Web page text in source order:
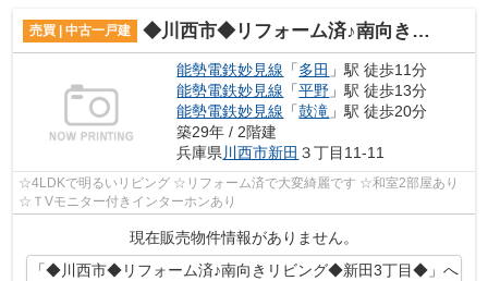
売買 | 中古一戸建 ◆川西市◆リフォーム済♪南向きリビング◆新田3丁目◆
能勢電鉄妙見線 「多田 」駅 徒歩11分
能勢電鉄妙見線 「平野 」駅 徒歩13分
能勢電鉄妙見線 「鼓滝 」駅 徒歩20分
築29年 / 2階建
兵庫県川西市新田 ３丁目11-11
☆4LDKで明るいリビング ☆リフォーム済で大変綺麗です ☆和室2部屋あり
☆ＴVモニター付きインターホンあり
現在販売物件情報がありません。
「◆川西市◆リフォーム済♪南向きリビング◆新田3丁目◆」へ